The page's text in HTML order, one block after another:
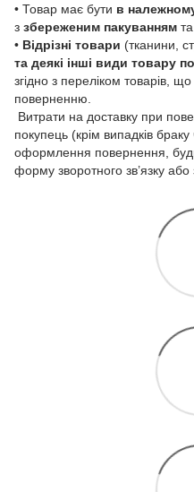
• Товар має бути в
з збереженим пакуванням та
• Відрізні товари (тканини,
та деякі інші види товару
згідно з переліком товарів,
поверненню.
Витрати на доставку при
покупець (крім випадків
оформлення повернення,
форму зворотного зв’язку